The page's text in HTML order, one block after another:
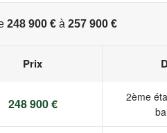
248 900 € à 257 900 €
Prix
248 900 €
2ème